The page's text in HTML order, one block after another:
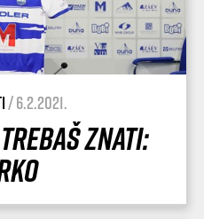
/ 6.2.2021.
znati: